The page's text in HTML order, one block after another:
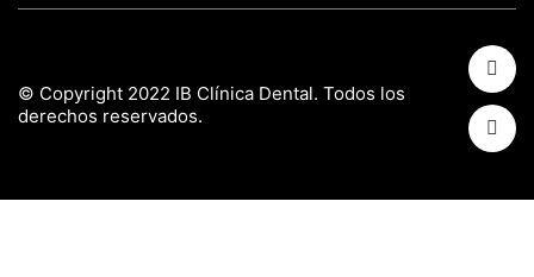
© Copyright 2022 IB Clínica Dental. Todos los
derechos reservados.